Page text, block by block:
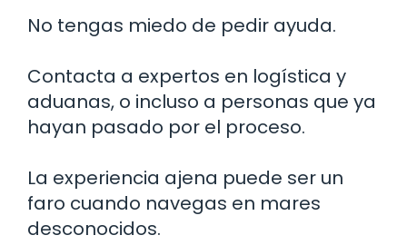
No tengas miedo de pedir ayuda.
Contacta a expertos en logística y
aduanas, o incluso a personas que ya
hayan pasado por el proceso.
La experiencia ajena puede ser un
faro cuando navegas en mares
desconocidos.